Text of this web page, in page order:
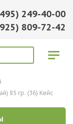
249-40-00
809-72-42
85 гр. (36) Кейс